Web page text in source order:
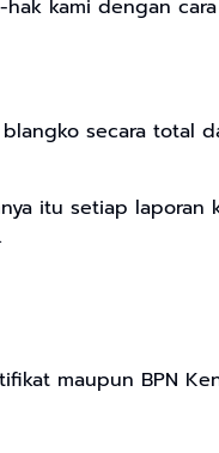
kami dengan
secara total
itu setiap laporan
maupun BPN